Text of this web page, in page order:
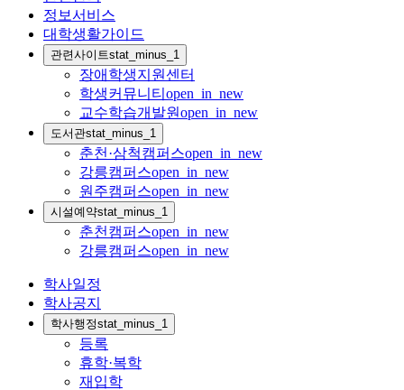
정보서비스
대학생활가이드
관련사이트stat_minus_1
장애학생지원센터
학생커뮤니티 open_in_new
교수학습개발원open_in_new
도서관stat_minus_1
춘천·삼척캠퍼스open_in_new
강릉캠퍼스open_in_new
원주캠퍼스open_in_new
시설예약stat_minus_1
춘천캠퍼스open_in_new
강릉캠퍼스open_in_new
학사일정
학사공지
학사행정stat_minus_1
등록
휴학·복학
재입학